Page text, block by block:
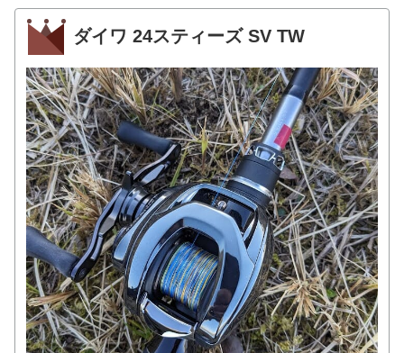
ダイワ 24スティーズ SV TW